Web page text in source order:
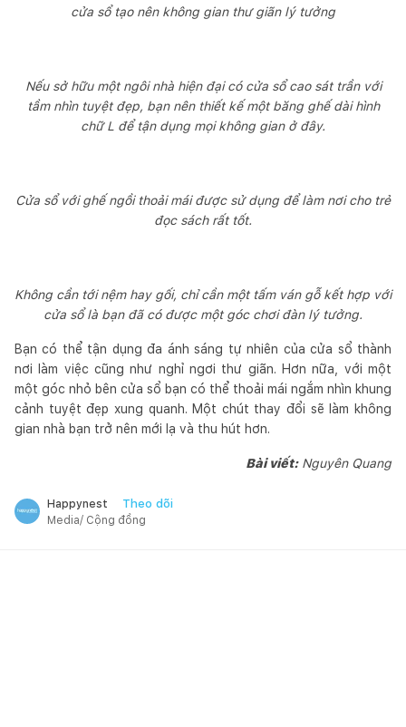
cửa sổ tạo nên không gian thư giãn lý tưởng
Nếu sở hữu một ngôi nhà hiện đại có cửa sổ cao sát trần với
tầm nhìn tuyệt đẹp, bạn nên thiết kế một băng ghế dài hình
chữ L để tận dụng mọi không gian ở đây.
Cửa sổ với ghế ngồi thoải mái được sử dụng để làm nơi cho trẻ
đọc sách rất tốt.
Không cần tới nệm hay gối, chỉ cần một tấm ván gỗ kết hợp với
cửa sổ là bạn đã có được một góc chơi đàn lý tưởng.
Bạn có thể tận dụng đa ánh sáng tự nhiên của cửa sổ thành
nơi làm việc cũng như nghỉ ngơi thư giãn. Hơn nữa, với một
một góc nhỏ bên cửa sổ bạn có thể thoải mái ngắm nhìn khung
cảnh tuyệt đẹp xung quanh. Một chút thay đổi sẽ làm không
gian nhà bạn trở nên mới lạ và thu hút hơn.
Bài viết:Nguyên Quang
Happynest Theo dõi
Media/ Cộng đồng